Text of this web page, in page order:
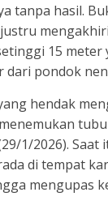
tanpa hasil.
justru
15 meter
dari pondok
hendak
1/2026).
di tempat
mengupas